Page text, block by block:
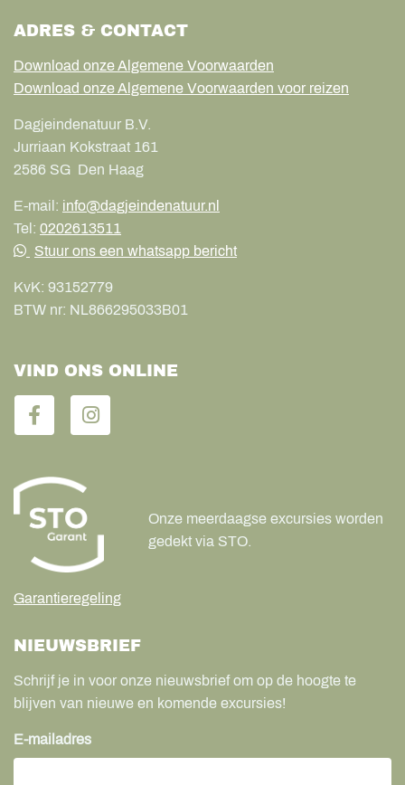
ADRES & CONTACT
Download onze Algemene Voorwaarden
Download onze Algemene Voorwaarden voor reizen
Dagjeindenatuur B.V.
Jurriaan Kokstraat 161
2586 SG Den Haag
E-mail: info@dagjeindenatuur.nl
Tel: 0202613511
Stuur ons een whatsapp bericht
KvK: 93152779
BTW nr: NL866295033B01
VIND ONS ONLINE
Garantieregeling
Onze meerdaagse excursies worden
gedekt via STO.
NIEUWSBRIEF
Schrijf je in voor onze nieuwsbrief om op de hoogte te
blijven van nieuwe en komende excursies!
E-mailadres